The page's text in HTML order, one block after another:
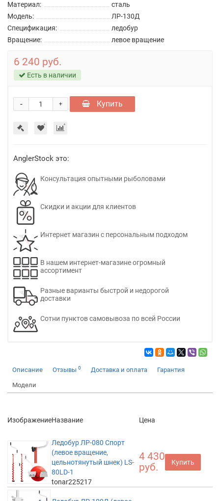
Материал:
сталь
Модель:
ЛР-130Д
Спецификация:
ледобур
Вращение:
левое вращение
6 240 руб.
Есть в наличии
+
- Купить
AnglerStock это:
Консультация опытными рыболовами
Скидки и акции для клиентов
Интернет магазин с персональным подходом
В нашем интернет-магазине огромный
ассортимент
Разные варианты быстрой и недорогой
доставки
Сотни пунктов самовывоза по всей России
Описание Отзывы 0 Доставка и оплата Гарантия
Модели
ИзображениеНазвание Цена
Ледобур ЛР-080 Спорт
(левое вращение,
цельнотянутый шнек) LS-
80LD-1
tonar225217
4 430
руб.
Купить